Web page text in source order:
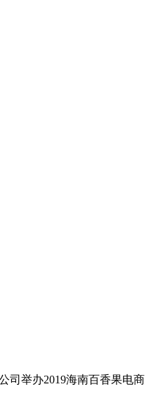
司举办2019海南百香果电商